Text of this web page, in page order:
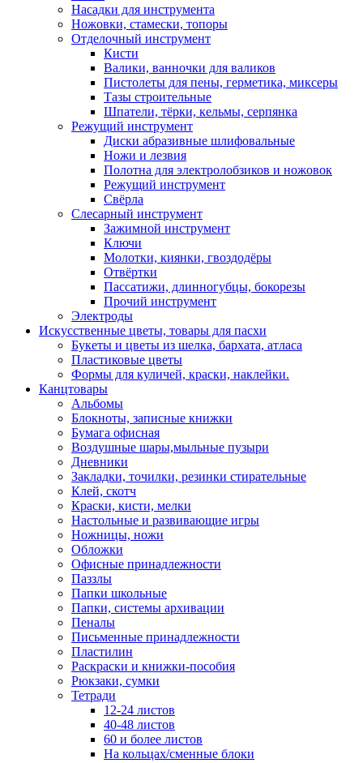
Насадки для инструмента
Ножовки, стамески, топоры
Отделочный инструмент
Кисти
Валики, ванночки для валиков
Пистолеты для пены, герметика, миксеры
Тазы строительные
Шпатели, тёрки, кельмы, серпянка
Режущий инструмент
Диски абразивные шлифовальные
Ножи и лезвия
Полотна для электролобзиков и ножовок
Режущий инструмент
Свёрла
Слесарный инструмент
Зажимной инструмент
Ключи
Молотки, киянки, гвоздодёры
Отвёртки
Пассатижи, длинногубцы, бокорезы
Прочий инструмент
Электроды
Искусственные цветы, товары для пасхи
Букеты и цветы из шелка, бархата, атласа
Пластиковые цветы
Формы для куличей, краски, наклейки.
Канцтовары
Альбомы
Блокноты, записные книжки
Бумага офисная
Воздушные шары,мыльные пузыри
Дневники
Закладки, точилки, резинки стирательные
Клей, скотч
Краски, кисти, мелки
Настольные и развивающие игры
Ножницы, ножи
Обложки
Офисные принадлежности
Паззлы
Папки школьные
Папки, системы архивации
Пеналы
Письменные принадлежности
Пластилин
Раскраски и книжки-пособия
Рюкзаки, сумки
Тетради
12-24 листов
40-48 листов
60 и более листов
На кольцах/сменные блоки